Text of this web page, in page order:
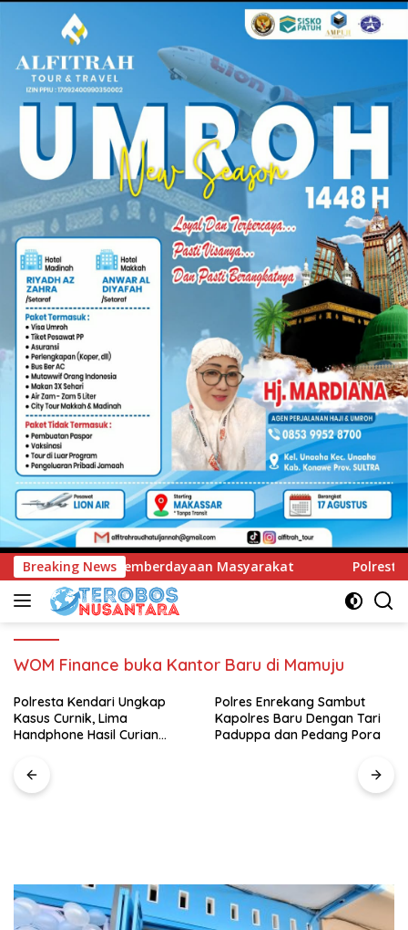
Breaking News
Masyarakat Polresta Kendari Ungkap Kasus
WOM Finance buka Kantor Baru di Mamuju
Polresta Kendari Ungkap
Kasus Curnik, Lima
Handphone Hasil Curian
Polres Enrekang Sambut
Kapolres Baru Dengan Tari
Paduppa dan Pedang Pora